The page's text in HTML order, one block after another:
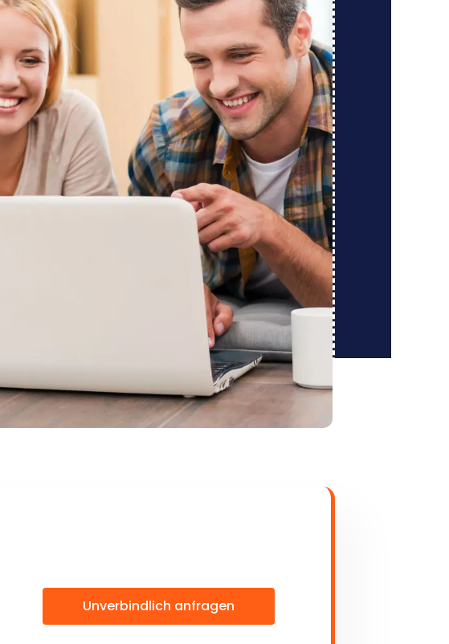
Unverbindlich anfragen